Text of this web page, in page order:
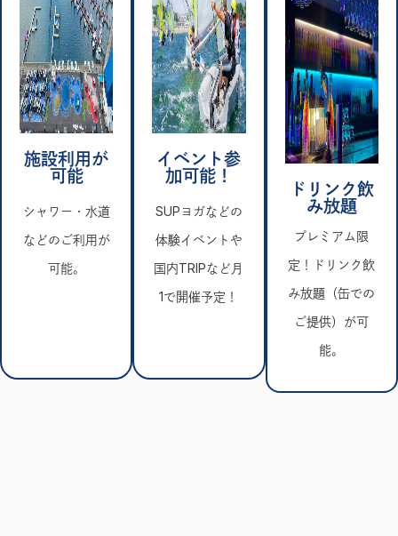
施設利用が
可能
シャワー・水道
などのご利用が
可能。
イベント参
加可能！
SUPヨガなどの
体験イベントや
国内TRIPなど月
1で開催予定！
ドリンク飲
み放題
プレミアム限
定！ドリンク飲
み放題（缶での
ご提供）が可
能。